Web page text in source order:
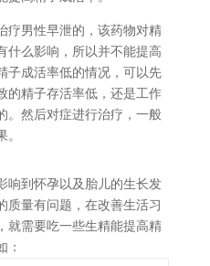
疗男性早泄的，该药物对精
什么影响，所以并不能提高
子成活率低的情况，可以先
的精子存活率低，还是工作
。然后对症进行治疗，一般
响到怀孕以及胎儿的生长发
质量有问题，在改善生活习
就需要吃一些生精能提高精
：